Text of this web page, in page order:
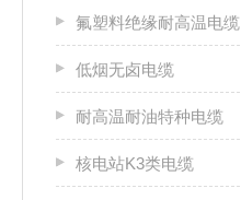
氟塑料绝缘耐高温电缆
低烟无卤电缆
耐高温耐油特种电缆
核电站K3类电缆